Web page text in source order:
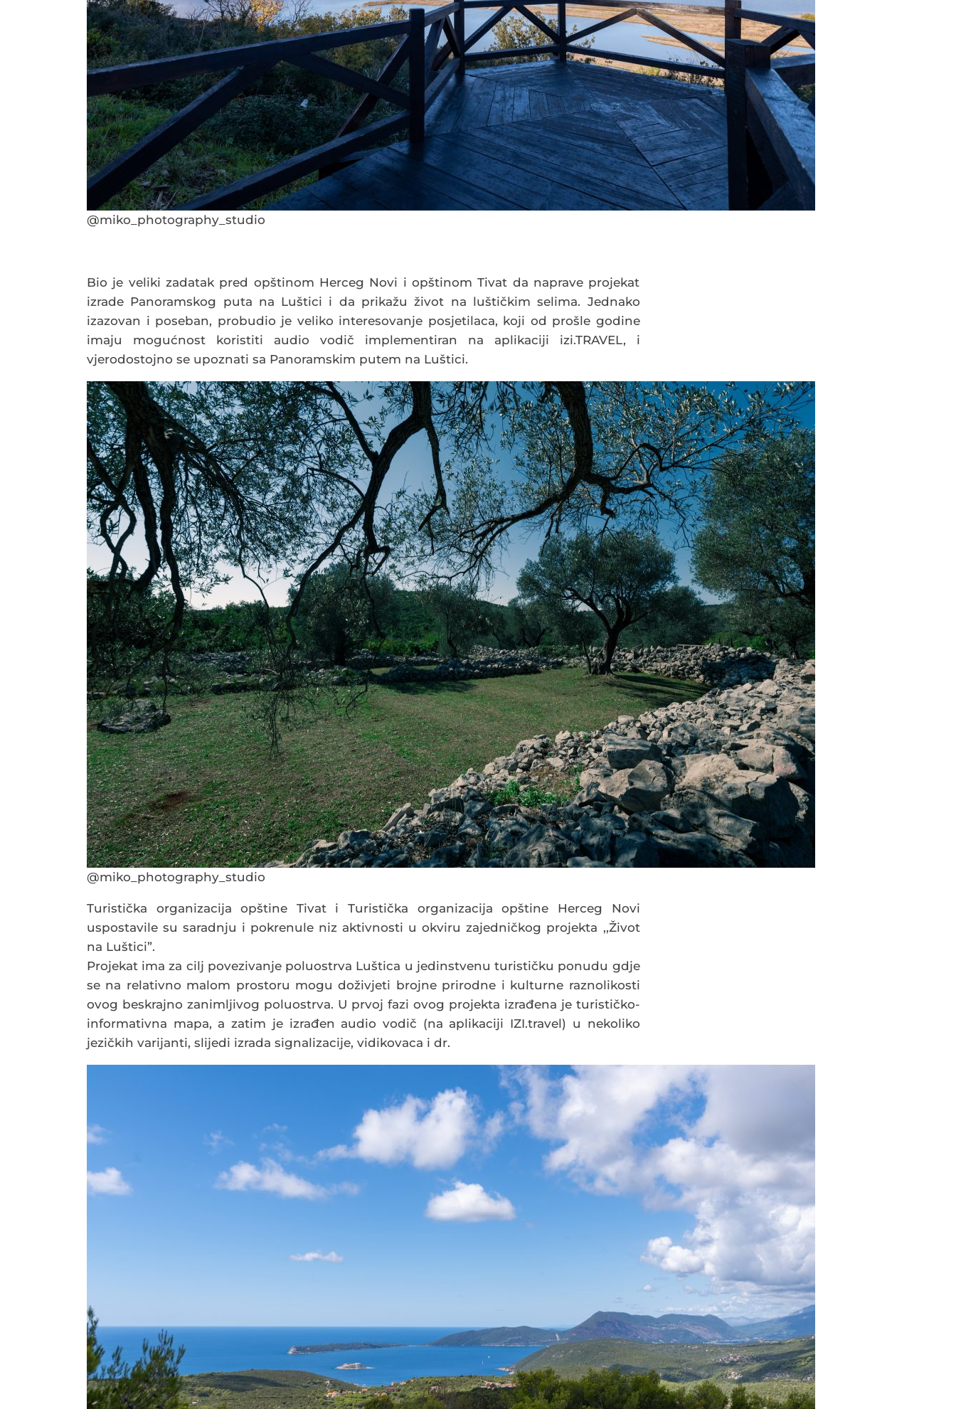
@miko_photography_studio
Bio je veliki zadatak pred opštinom Herceg Novi i opštinom Tivat da naprave projekat
izrade Panoramskog puta na Luštici i da prikažu život na luštičkim selima. Jednako
izazovan i poseban, probudio je veliko interesovanje posjetilaca, koji od prošle godine
imaju mogućnost koristiti audio vodič implementiran na aplikaciji izi.TRAVEL, i
vjerodostojno se upoznati sa Panoramskim putem na Luštici.
@miko_photography_studio
Turistička organizacija opštine Tivat i Turistička organizacija opštine Herceg Novi
uspostavile su saradnju i pokrenule niz aktivnosti u okviru zajedničkog projekta ,,Život
na Luštici”.
Projekat ima za cilj povezivanje poluostrva Luštica u jedinstvenu turističku ponudu gdje
se na relativno malom prostoru mogu doživjeti brojne prirodne i kulturne raznolikosti
ovog beskrajno zanimljivog poluostrva. U prvoj fazi ovog projekta izrađena je turističko-
informativna mapa, a zatim je izrađen audio vodič (na aplikaciji IZI.travel) u nekoliko
jezičkih varijanti, slijedi izrada signalizacije, vidikovaca i dr.